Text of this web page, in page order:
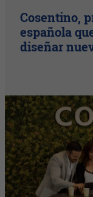
Cosentino,
española
diseñar